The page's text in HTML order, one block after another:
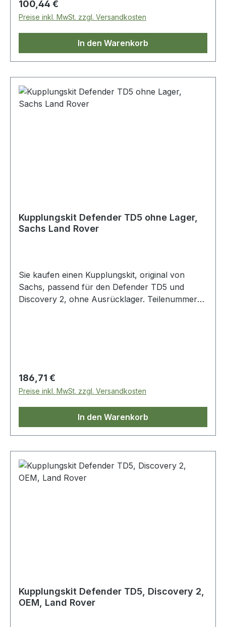
Regulärer Preis:
100,44 €
Preise inkl. MwSt. zzgl. Versandkosten
In den Warenkorb
Kupplungskit Defender TD5 ohne Lager,
Sachs Land Rover
Sie kaufen einen Kupplungskit, original von
Sachs, passend für den Defender TD5 und
Discovery 2, ohne Ausrücklager. Teilenummer
Regulärer Preis:
186,71 €
Preise inkl. MwSt. zzgl. Versandkosten
In den Warenkorb
Kupplungskit Defender TD5, Discovery 2,
OEM, Land Rover